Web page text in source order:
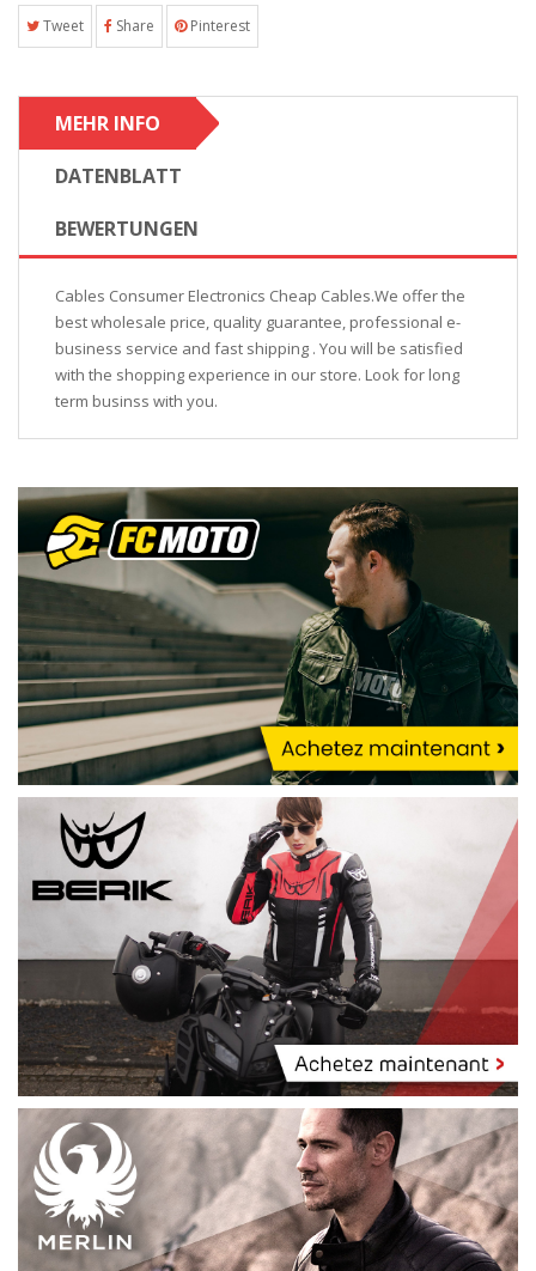
Tweet Share Pinterest
MEHR INFO
DATENBLATT
BEWERTUNGEN
Cables Consumer Electronics Cheap Cables.We offer the
best wholesale price, quality guarantee, professional e-
business service and fast shipping . You will be satisfied
with the shopping experience in our store. Look for long
term businss with you.